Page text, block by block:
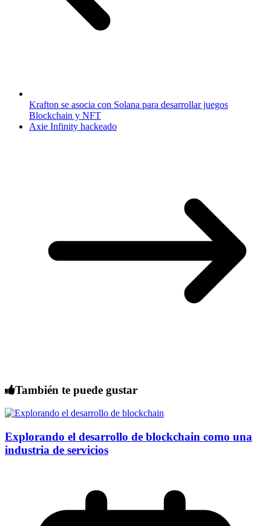
Krafton se asocia con Solana para desarrollar juegos
Blockchain y NFT
Axie Infinity hackeado
También te puede gustar
Explorando el desarrollo de blockchain como una
industria de servicios